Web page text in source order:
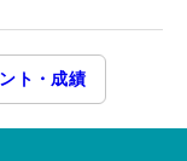
ト・成績